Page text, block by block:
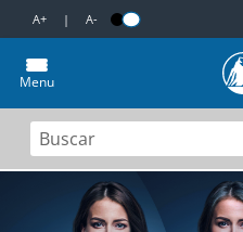
A+ | A-
Menu